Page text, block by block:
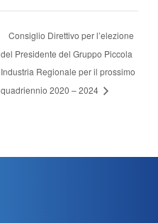
Consiglio Direttivo per l’elezione
del Presidente del Gruppo Piccola
Industria Regionale per il prossimo
quadriennio 2020 – 2024